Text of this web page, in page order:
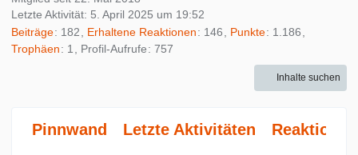
Letzte Aktivität: 5. April 2025 um 19:52
Beiträge
182 Erhaltene Reaktionen 146 Punkte
1.186
Trophäen
1 Profil-Aufrufe 757
Inhalte suchen
Pinnwand Letzte Aktivitäten Reaktionen